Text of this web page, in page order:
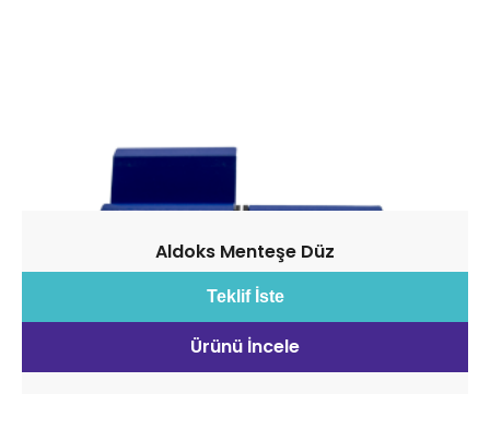
Aldoks Menteşe Düz
Teklif İste
Ürünü İncele